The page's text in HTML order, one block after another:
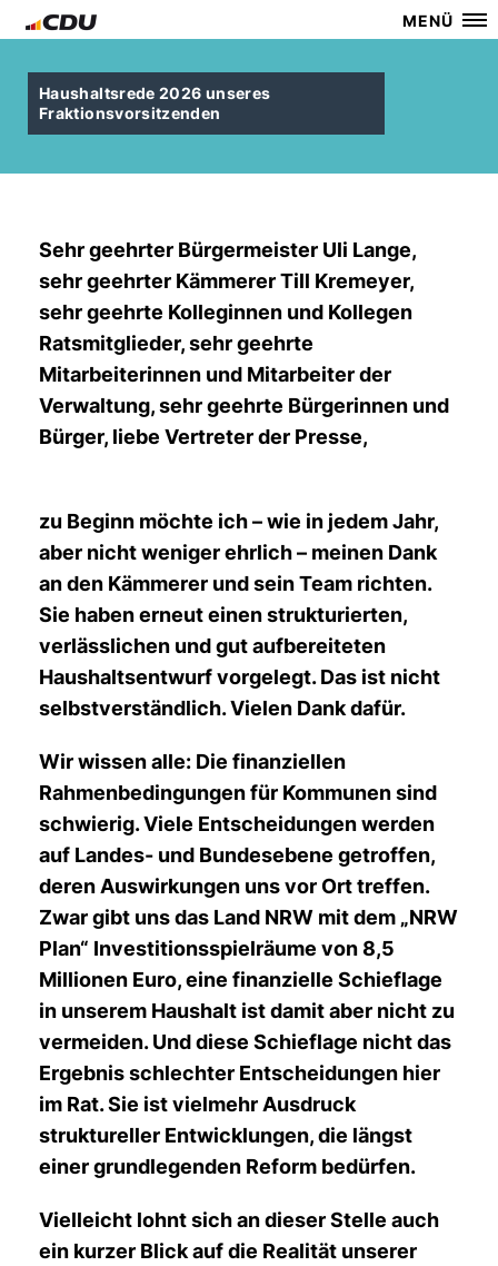
MENÜ
Haushaltsrede 2026 unseres
Fraktionsvorsitzenden
Sehr geehrter Bürgermeister Uli Lange,
sehr geehrter Kämmerer Till Kremeyer,
sehr geehrte Kolleginnen und Kollegen
Ratsmitglieder, sehr geehrte
Mitarbeiterinnen und Mitarbeiter der
Verwaltung, sehr geehrte Bürgerinnen und
Bürger, liebe Vertreter der Presse,
zu Beginn möchte ich – wie in jedem Jahr,
aber nicht weniger ehrlich – meinen Dank
an den Kämmerer und sein Team richten.
Sie haben erneut einen strukturierten,
verlässlichen und gut aufbereiteten
Haushaltsentwurf vorgelegt. Das ist nicht
selbstverständlich. Vielen Dank dafür.
Wir wissen alle: Die finanziellen
Rahmenbedingungen für Kommunen sind
schwierig. Viele Entscheidungen werden
auf Landes- und Bundesebene getroffen,
deren Auswirkungen uns vor Ort treffen.
Zwar gibt uns das Land NRW mit dem „NRW
Plan“ Investitionsspielräume von 8,5
Millionen Euro, eine finanzielle Schieflage
in unserem Haushalt ist damit aber nicht zu
vermeiden. Und diese Schieflage nicht das
Ergebnis schlechter Entscheidungen hier
im Rat. Sie ist vielmehr Ausdruck
struktureller Entwicklungen, die längst
einer grundlegenden Reform bedürfen.
Vielleicht lohnt sich an dieser Stelle auch
ein kurzer Blick auf die Realität unserer